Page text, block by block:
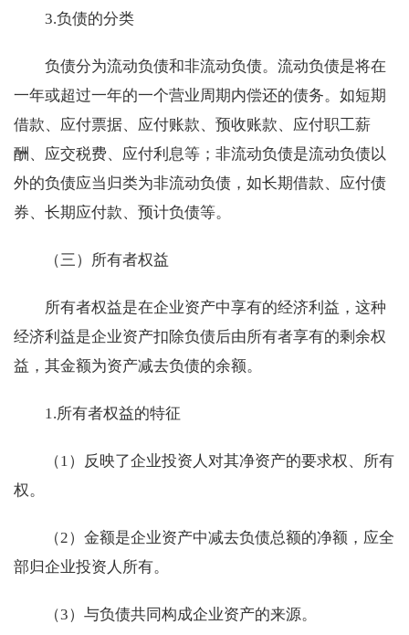
3.负债的分类
负债分为流动负债和非流动负债。流动负债是将在
一年或超过一年的一个营业周期内偿还的债务。如短期
借款、应付票据、应付账款、预收账款、应付职工薪
酬、应交税费、应付利息等；非流动负债是流动负债以
外的负债应当归类为非流动负债，如长期借款、应付债
券、长期应付款、预计负债等。
（三）所有者权益
所有者权益是在企业资产中享有的经济利益，这种
经济利益是企业资产扣除负债后由所有者享有的剩余权
益，其金额为资产减去负债的余额。
1.所有者权益的特征
（1）反映了企业投资人对其净资产的要求权、所有
权。
（2）金额是企业资产中减去负债总额的净额，应全
部归企业投资人所有。
（3）与负债共同构成企业资产的来源。